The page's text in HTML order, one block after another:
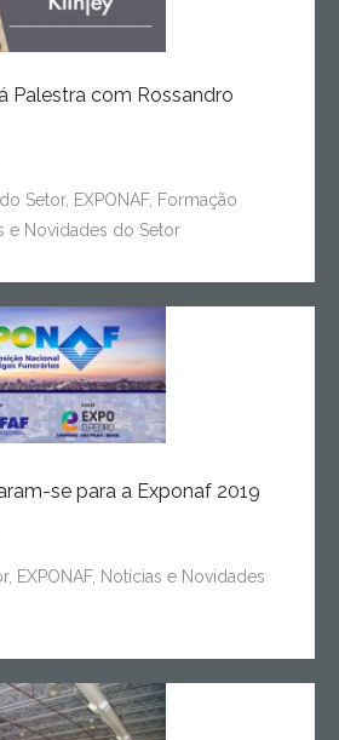
Palestra com Rossandro
Setor, EXPONAF, Formação
e Novidades do Setor
se para a Exponaf 2019
, EXPONAF, Notícias e Novidades